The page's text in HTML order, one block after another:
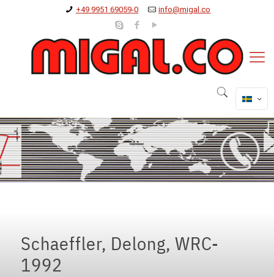
+49 9951 69059-0 info@migal.co
Schaeffler, Delong, WRC-
1992